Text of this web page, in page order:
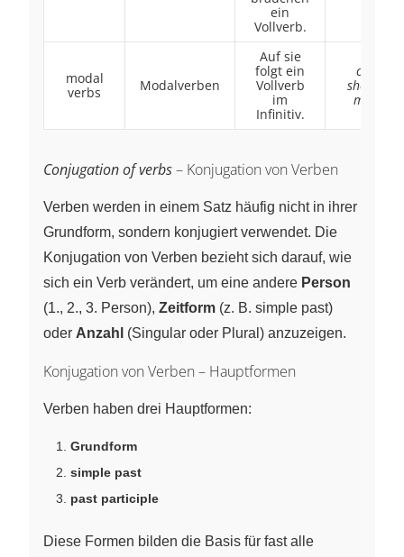
ein
Vollverb.
modal
verbs
Modalverben
Auf sie
folgt ein
Vollverb
im
Infinitiv.
can,
should,
must
Conjugation of verbs– Konjugation von Verben
Verben werden in einem Satz häufig nicht in ihrer
Grundform, sondern konjugiert verwendet. Die
Konjugation von Verben bezieht sich darauf, wie
sich ein Verb verändert, um eine andere Person
(1., 2., 3. Person), Zeitform (z. B. simple past)
oder Anzahl (Singular oder Plural) anzuzeigen.
Konjugation von Verben – Hauptformen
Verben haben drei Hauptformen:
Grundform
simple past
past participle
Diese Formen bilden die Basis für fast alle